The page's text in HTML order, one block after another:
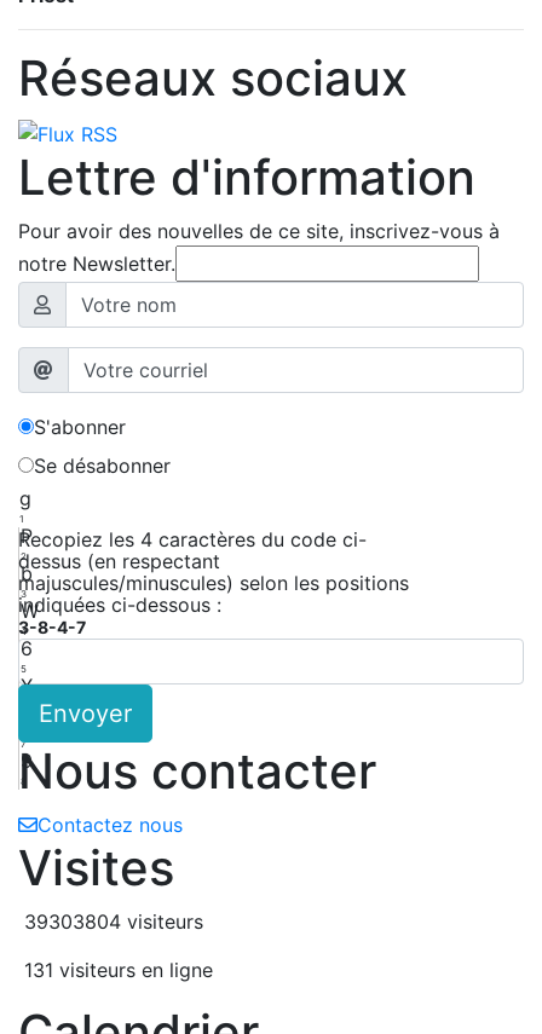
Réseaux sociaux
Lettre d'information
Pour avoir des nouvelles de ce site, inscrivez-vous à
notre Newsletter.
S'abonner
Se désabonner
g
1
P
2
b
3
W
4
6
5
X
7
9
8
Recopiez les 4 caractères du code ci-
dessus (en respectant
majuscules/minuscules) selon les positions
indiquées ci-dessous :
3-8-4-7
Envoyer
Nous contacter
Contactez nous
Visites
39303804 visiteurs
131 visiteurs en ligne